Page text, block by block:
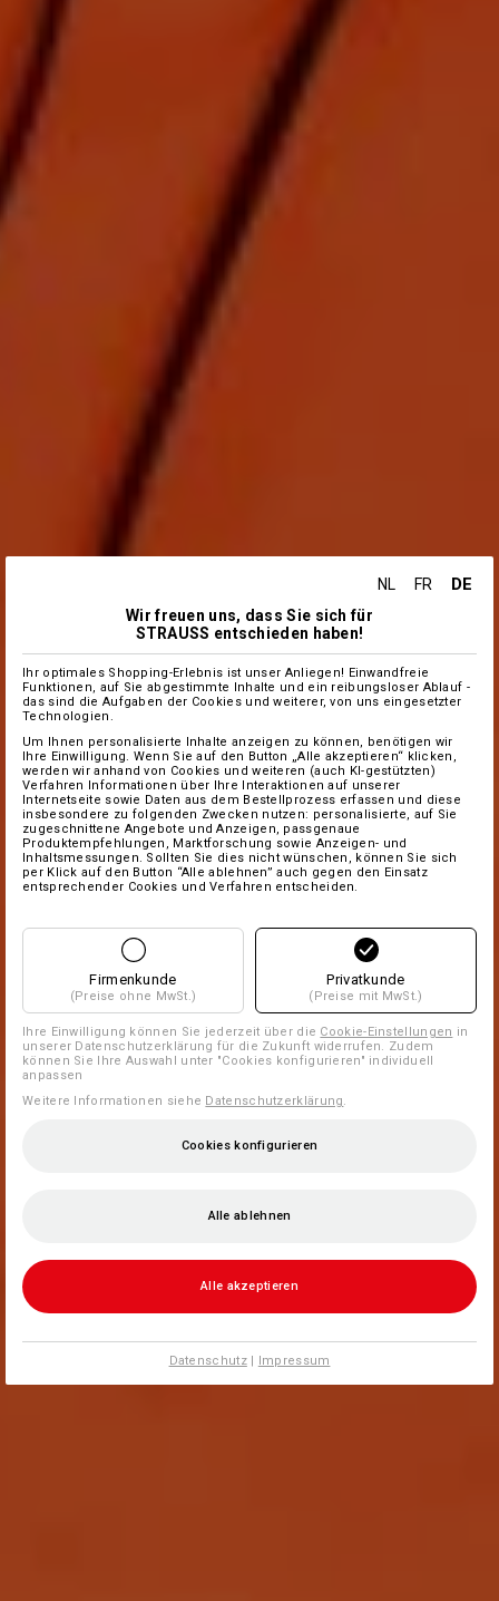
NL FR DE
Wir freuen uns, dass Sie sich für
STRAUSS entschieden haben!
Ihr optimales Shopping-Erlebnis ist unser Anliegen! Einwandfreie
Funktionen, auf Sie abgestimmte Inhalte und ein reibungsloser Ablauf -
das sind die Aufgaben der Cookies und weiterer, von uns eingesetzter
Technologien.
Um Ihnen personalisierte Inhalte anzeigen zu können, benötigen wir
Ihre Einwilligung. Wenn Sie auf den Button „Alle akzeptieren“ klicken,
werden wir anhand von Cookies und weiteren (auch KI-gestützten)
Verfahren Informationen über Ihre Interaktionen auf unserer
Internetseite sowie Daten aus dem Bestellprozess erfassen und diese
insbesondere zu folgenden Zwecken nutzen: personalisierte, auf Sie
zugeschnittene Angebote und Anzeigen, passgenaue
Produktempfehlungen, Marktforschung sowie Anzeigen- und
Inhaltsmessungen. Sollten Sie dies nicht wünschen, können Sie sich
per Klick auf den Button “Alle ablehnen” auch gegen den Einsatz
entsprechender Cookies und Verfahren entscheiden.
Firmenkunde
(Preise ohne MwSt.)
Privatkunde
(Preise mit MwSt.)
Ihre Einwilligung können Sie jederzeit über die Cookie-Einstellungen in
unserer Datenschutzerklärung für die Zukunft widerrufen. Zudem
können Sie Ihre Auswahl unter "Cookies konfigurieren" individuell
anpassen
Weitere Informationen siehe Datenschutzerklärung.
Cookies konfigurieren
Alle ablehnen
Alle akzeptieren
Datenschutz| Impressum